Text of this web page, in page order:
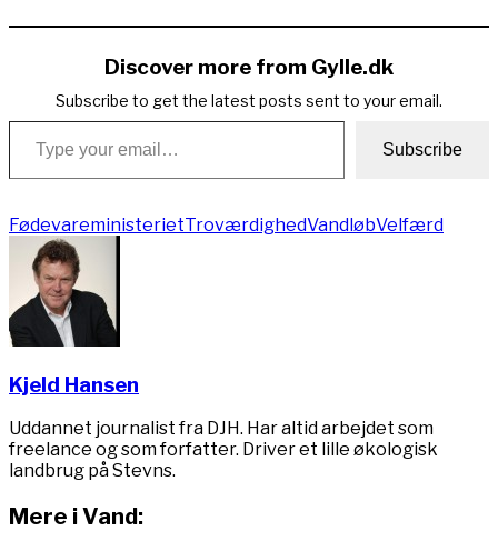
Link
Discover more from Gylle.dk
Subscribe to get the latest posts sent to your email.
Type your email…
Subscribe
FødevareministerietTroværdighedVandløbVelfærd
Kjeld Hansen
Uddannet journalist fra DJH. Har altid arbejdet som
freelance og som forfatter. Driver et lille økologisk
landbrug på Stevns.
Mere i Vand: